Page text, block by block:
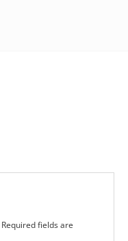
Required fields are